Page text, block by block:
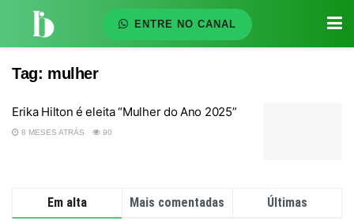
ENTRE NO CANAL
Tag: mulher
Erika Hilton é eleita “Mulher do Ano 2025”
8 MESES ATRÁS 90
Em alta Mais comentadas Últimas